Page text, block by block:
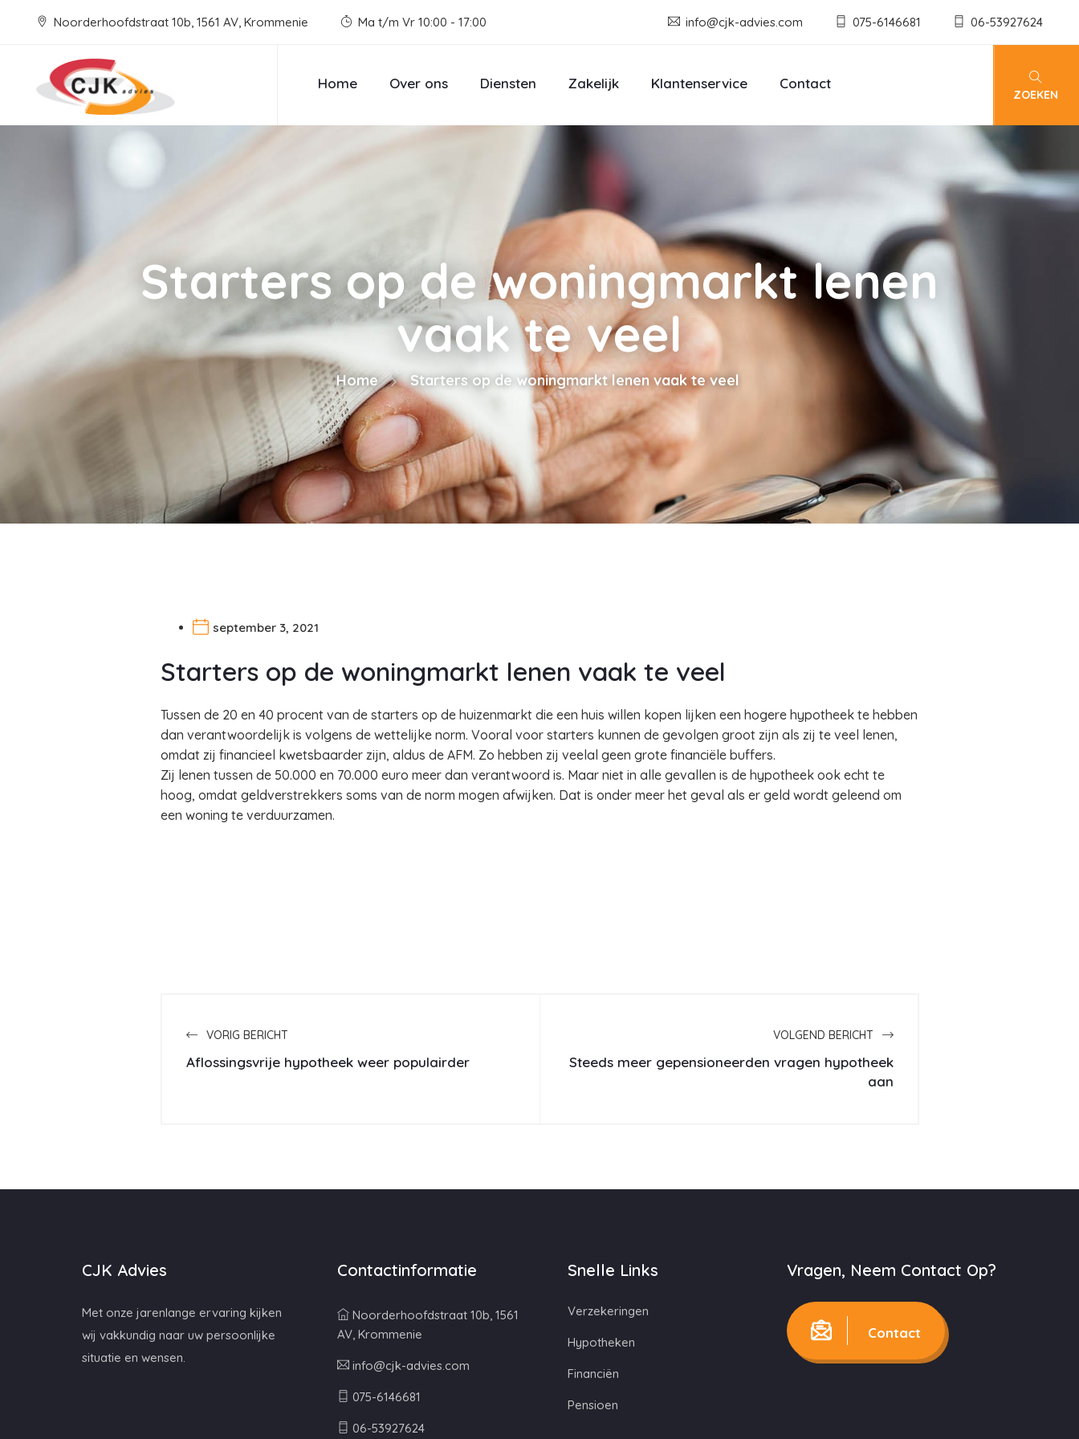
Noorderhoofdstraat 10b, 1561 AV, Krommenie Ma t/m Vr 10:00 - 17:00 info@cjk-advies.com 075-6146681 06-53927624
Home Over ons Diensten Zakelijk Klantenservice Contact
ZOEKEN
Starters op de woningmarkt lenen
vaak te veel
Home Starters op de woningmarkt lenen vaak te veel
september 3, 2021
Starters op de woningmarkt lenen vaak te veel
Tussen de 20 en 40 procent van de starters op de huizenmarkt die een huis willen kopen lijken een hogere hypotheek te hebben
dan verantwoordelijk is volgens de wettelijke norm. Vooral voor starters kunnen de gevolgen groot zijn als zij te veel lenen,
omdat zij financieel kwetsbaarder zijn, aldus de AFM. Zo hebben zij veelal geen grote financiële buffers.
Zij lenen tussen de 50.000 en 70.000 euro meer dan verantwoord is. Maar niet in alle gevallen is de hypotheek ook echt te
hoog, omdat geldverstrekkers soms van de norm mogen afwijken. Dat is onder meer het geval als er geld wordt geleend om
een woning te verduurzamen.
VORIG BERICHT
Aflossingsvrije hypotheek weer populairder
VOLGEND BERICHT
Steeds meer gepensioneerden vragen hypotheek
aan
CJK Advies
Met onze jarenlange ervaring kijken
wij vakkundig naar uw persoonlijke
situatie en wensen.
Contactinformatie
Noorderhoofdstraat 10b, 1561
AV, Krommenie
info@cjk-advies.com
075-6146681
06-53927624
Snelle Links
Verzekeringen
Hypotheken
Financiën
Pensioen
Vragen, Neem Contact Op?
Contact